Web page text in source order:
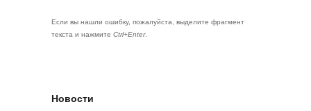
Если вы нашли ошибку, пожалуйста, выделите фрагмент
текста и нажмите Ctrl+Enter.
Новости